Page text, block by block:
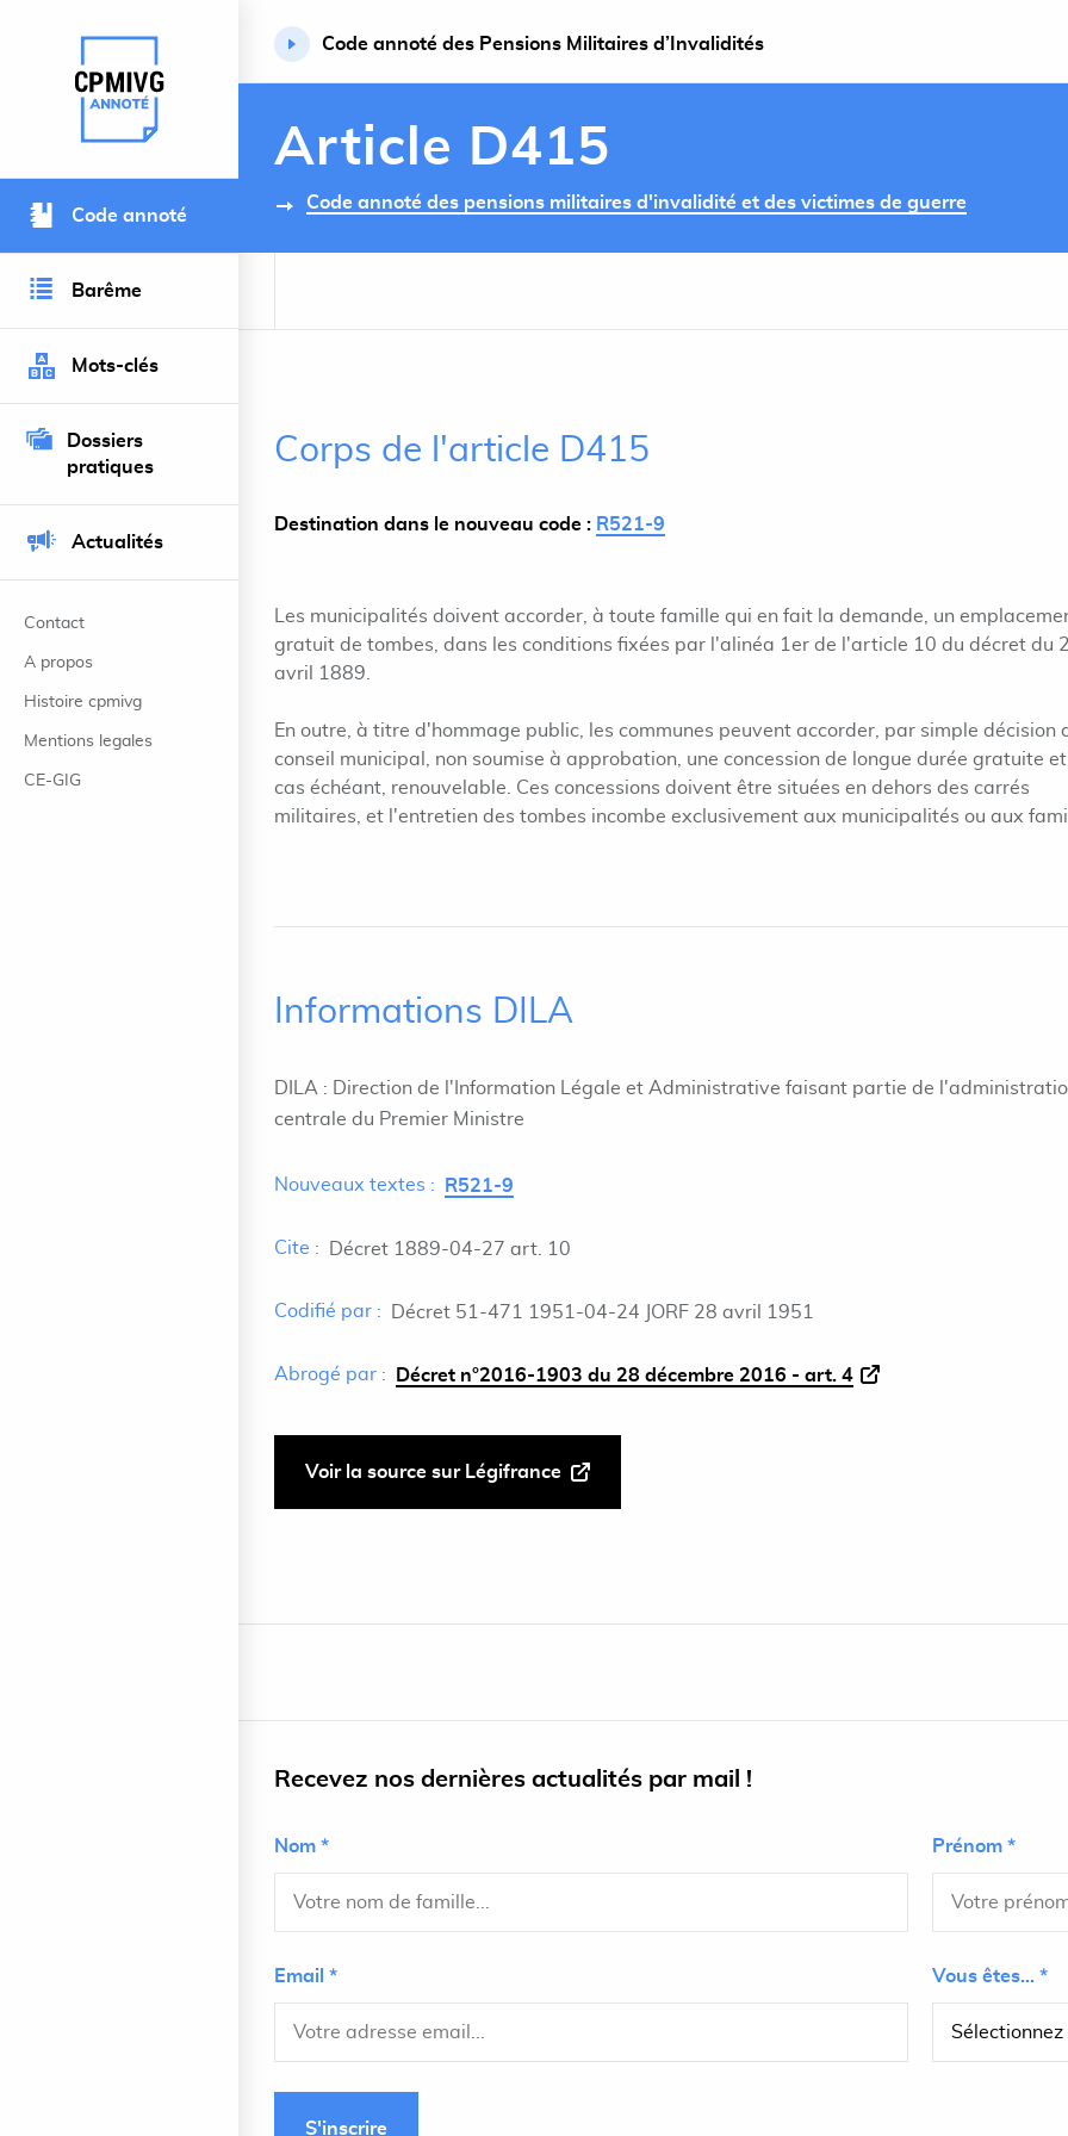
Retour à l’accueil du site
Code annoté
Barême
Mots-clés
Dossiers
pratiques
Actualités
Contact
A propos
Histoire cpmivg
Mentions legales
CE-GIG
Code annoté des Pensions Militaires d’Invalidités
Article D415
Code annoté des pensions militaires d'invalidité et des victimes de guerre
Corps de l'article D415
Destination dans le nouveau code : R521-9
Les municipalités doivent accorder, à toute famille qui en fait la demande, un
gratuit de tombes, dans les conditions fixées par l'alinéa 1er de l'article 10 du décret du
avril 1889.
En outre, à titre d'hommage public, les communes peuvent accorder, par simple décision
conseil municipal, non soumise à approbation, une concession de longue durée gratuite
cas échéant, renouvelable. Ces concessions doivent être situées en dehors des carrés
militaires, et l'entretien des tombes incombe exclusivement aux municipalités ou aux
Informations DILA
DILA : Direction de l'Information Légale et Administrative faisant partie de
centrale du Premier Ministre
Nouveaux textes : R521-9
Cite : Décret 1889-04-27 art. 10
Codifié par : Décret 51-471 1951-04-24 JORF 28 avril 1951
Abrogé par : Décret n°2016-1903 du 28 décembre 2016 - art. 4
Voir la source sur Légifrance
Recevez nos dernières actualités par mail !
Nom * Prénom *
Email * Vous êtes... *
S'inscrire